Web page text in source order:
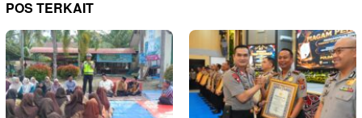
POS TERKAIT